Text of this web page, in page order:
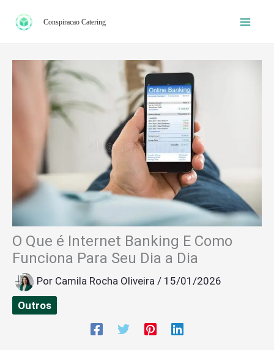
para
conteúdo
Conspiracao Catering
O Que é Internet Banking E Como
Funciona Para Seu Dia a Dia
Por Camila Rocha Oliveira / 15/01/2026
Outros